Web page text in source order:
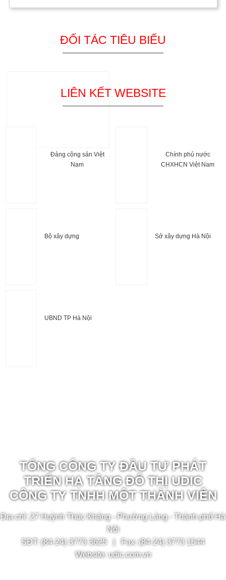
ĐỐI TÁC TIÊU BIỂU
LIÊN KẾT WEBSITE
Đảng cộng sản Việt
Nam
Chính phủ nước
CHXHCN Việt Nam
Bộ xây dựng Sở xây dựng Hà Nội
UBND TP Hà Nội
TỔNG CÔNG TY ĐẦU TƯ PHÁT
TRIỂN HẠ TẦNG ĐÔ THỊ UDIC
CÔNG TY TNHH MỘT THÀNH VIÊN
Địa chỉ: 27 Huỳnh Thúc Kháng - Phường Láng - Thành phố Hà
Nội
SĐT: (84-24) 3773 3625 | Fax: (84-24) 3773 1544
Website: udic.com.vn